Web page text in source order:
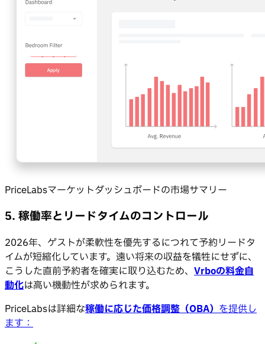
PriceLabsマーケットダッシュボードの市場サマリー
5. 稼働率とリードタイムのコントロール
2026年、ゲストが柔軟性を優先するにつれて予約リードタ
イムが短縮化しています。遠い将来の収益を犠牲にせずに、
こうした直前予約者を確実に取り込むため、 Vrboの料金自
動化は高い機動性が求められます。
PriceLabsは詳細な稼働に応じた価格調整（OBA）を提供し
ます：